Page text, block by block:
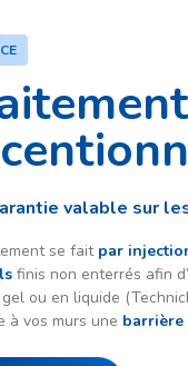
valable sur
se fait par
finis non enterrés afin
ou en liquide
à vos murs une barrière